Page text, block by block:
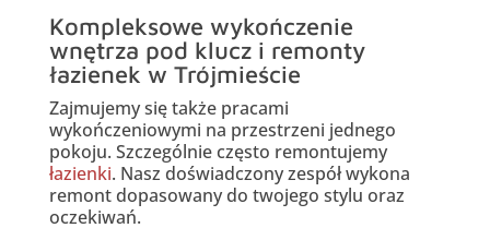
Kompleksowe wykończenie
wnętrza pod klucz i remonty
łazienek w Trójmieście
Zajmujemy się także pracami
wykończeniowymi na przestrzeni jednego
pokoju. Szczególnie często remontujemy
łazienki. Nasz doświadczony zespół wykona
remont dopasowany do twojego stylu oraz
oczekiwań.